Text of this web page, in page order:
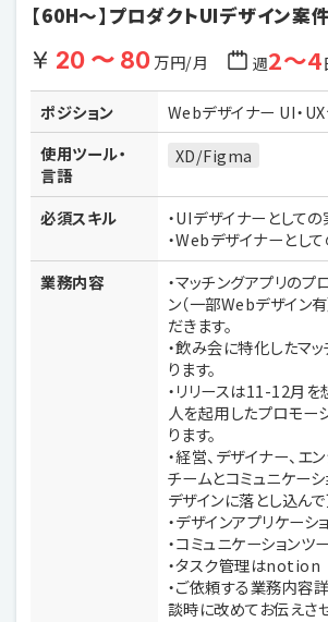
【60H〜】プロダクトUIデザイン案
20 〜 80万円/月 週2〜4
ポジション
Webデザイナー UI・
使用ツール・
言語
XD/Figma
必須スキル
・UIデザイナーとして
・Webデザイナーとし
業務内容
・マッチングアプリのプ
ン（一部Webデザイン
だきます。
・飲み会に特化したマ
ります。
・リリースは11-12月を
人を起用したプロモー
ります。
・経営、デザイナー、エ
チームとコミュニケー
デザインに落とし込んで
・デザインアプリケー
・コミュニケーション
・タスク管理はnotion
・ご依頼する業務内容
談時に改めてお伝えさ